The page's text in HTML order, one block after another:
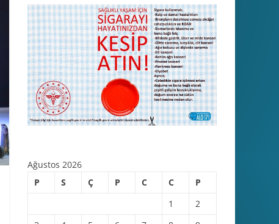
Ağustos 2026
P
S Ç P C C
P
1
2